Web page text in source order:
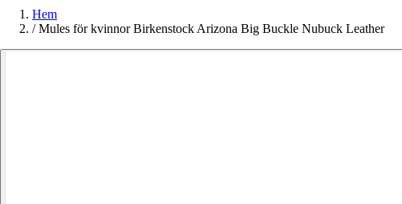
Hem
/ Mules för kvinnor Birkenstock Arizona Big Buckle Nubuck Leather